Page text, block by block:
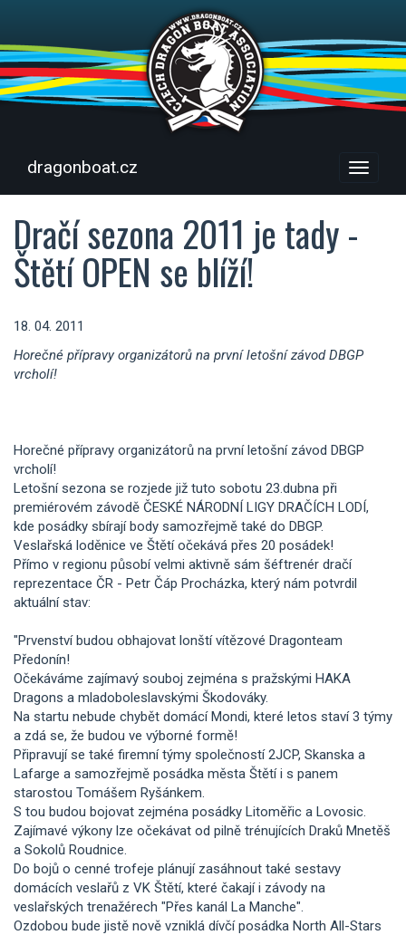
Menu
dragonboat.cz
Dračí sezona 2011 je tady -
Štětí OPEN se blíží!
18. 04. 2011
Horečné přípravy organizátorů na první letošní závod DBGP
vrcholí!
Horečné přípravy organizátorů na první letošní závod DBGP
vrcholí!
Letošní sezona se rozjede již tuto sobotu 23.dubna při
premiérovém závodě ČESKÉ NÁRODNÍ LIGY DRAČÍCH LODÍ,
kde posádky sbírají body samozřejmě také do DBGP.
Veslařská loděnice ve Štětí očekává přes 20 posádek!
Přímo v regionu působí velmi aktivně sám šéftrenér dračí
reprezentace ČR - Petr Čáp Procházka, který nám potvrdil
aktuální stav:
"Prvenství budou obhajovat lonští vítězové Dragonteam
Předonín!
Očekáváme zajímavý souboj zejména s pražskými HAKA
Dragons a mladoboleslavskými Škodováky.
Na startu nebude chybět domácí Mondi, které letos staví 3 týmy
a zdá se, že budou ve výborné formě!
Připravují se také firemní týmy společností 2JCP, Skanska a
Lafarge a samozřejmě posádka města Štětí i s panem
starostou Tomášem Ryšánkem.
S tou budou bojovat zejména posádky Litoměřic a Lovosic.
Zajímavé výkony lze očekávat od pilně trénujících Draků Mnetěš
a Sokolů Roudnice.
Do bojů o cenné trofeje plánují zasáhnout také sestavy
domácích veslařů z VK Štětí, které čakají i závody na
veslařských trenažérech "Přes kanál La Manche".
Ozdobou bude jistě nově vzniklá dívčí posádka North All-Stars